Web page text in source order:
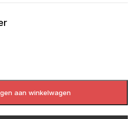
aan winkelwagen